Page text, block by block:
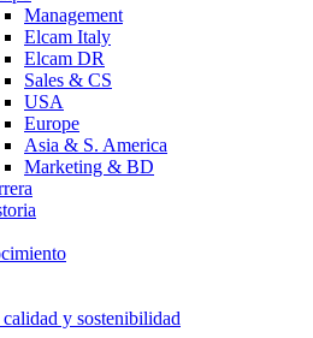
Management
Elcam Italy
Elcam DR
Sales & CS
USA
Europe
Asia & S. America
Marketing & BD
y sostenibilidad